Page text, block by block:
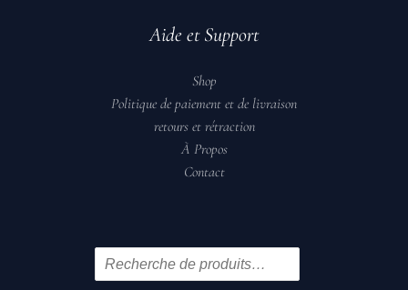
Aide et Support
Shop
Politique de paiement et de livraison
retours et rétraction
À Propos
Contact